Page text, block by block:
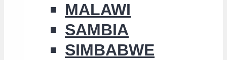
MALAWI
SAMBIA
SIMBABWE